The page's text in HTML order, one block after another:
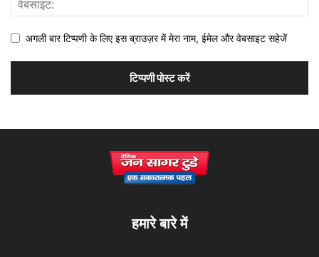
अगली बार टिप्पणी के लिए इस ब्राउज़र में मेरा नाम, ईमेल और वेबसाइट सहेजें
हमारे बारे में